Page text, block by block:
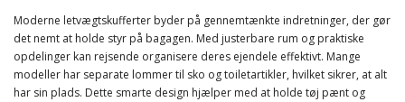
Moderne letvægtskufferter byder på gennemtænkte indretninger, der gør
det nemt at holde styr på bagagen. Med justerbare rum og praktiske
opdelinger kan rejsende organisere deres ejendele effektivt. Mange
modeller har separate lommer til sko og toiletartikler, hvilket sikrer, at alt
har sin plads. Dette smarte design hjælper med at holde tøj pænt og